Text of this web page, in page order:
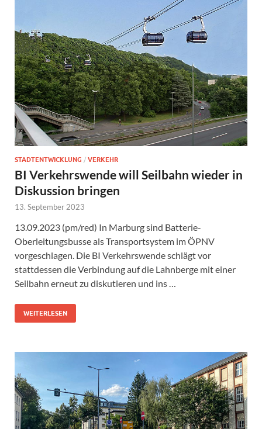
STADTENTWICKLUNG / VERKEHR
BI Verkehrswende will Seilbahn wieder in
Diskussion bringen
13. September 2023
13.09.2023 (pm/red) In Marburg sind Batterie-
Oberleitungsbusse als Transportsystem im ÖPNV
vorgeschlagen. Die BI Verkehrswende schlägt vor
stattdessen die Verbindung auf die Lahnberge mit einer
Seilbahn erneut zu diskutieren und ins …
WEITERLESEN